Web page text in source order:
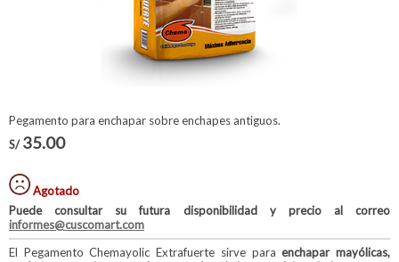
Pegamento para enchapar sobre enchapes antiguos.
S/35.00
Agotado
Puede consultar su futura disponibilidad y precio al correo
informes@cuscomart.com
El Pegamento Chemayolic Extrafuerte sirve paraenchapar mayólicas,